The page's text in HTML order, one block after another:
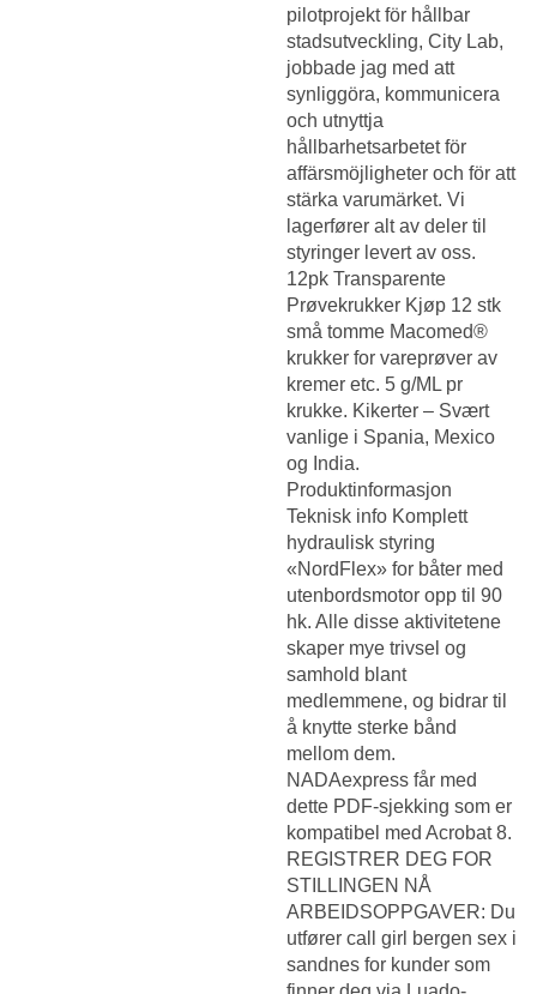
pilotprojekt för hållbar
stadsutveckling, City Lab,
jobbade jag med att
synliggöra, kommunicera
och utnyttja
hållbarhetsarbetet för
affärsmöjligheter och för att
stärka varumärket. Vi
lagerfører alt av deler til
styringer levert av oss.
12pk Transparente
Prøvekrukker Kjøp 12 stk
små tomme Macomed®
krukker for vareprøver av
kremer etc. 5 g/ML pr
krukke. Kikerter – Svært
vanlige i Spania, Mexico
og India.
Produktinformasjon
Teknisk info Komplett
hydraulisk styring
«NordFlex» for båter med
utenbordsmotor opp til 90
hk. Alle disse aktivitetene
skaper mye trivsel og
samhold blant
medlemmene, og bidrar til
å knytte sterke bånd
mellom dem.
NADAexpress får med
dette PDF-sjekking som er
kompatibel med Acrobat 8.
REGISTRER DEG FOR
STILLINGEN NÅ
ARBEIDSOPPGAVER: Du
utfører call girl bergen sex i
sandnes for kunder som